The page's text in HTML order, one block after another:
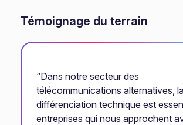
Témoignage du terrain
“Dans notre secteur des
télécommunications alternatives,
différenciation technique est
entreprises qui nous approchent